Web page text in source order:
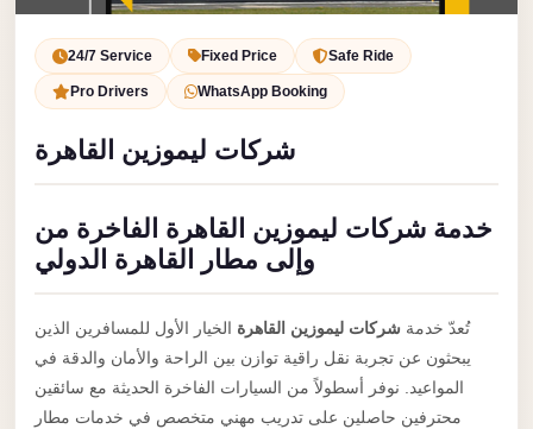
Book Now
24/7 Service Fixed Price Safe Ride
Pro Drivers WhatsApp Booking
شركات ليموزين القاهرة
خدمة شركات ليموزين القاهرة الفاخرة من
وإلى مطار القاهرة الدولي
تُعدّ خدمة شركات ليموزين القاهرة الخيار الأول للمسافرين الذين
يبحثون عن تجربة نقل راقية توازن بين الراحة والأمان والدقة في
المواعيد. نوفر أسطولاً من السيارات الفاخرة الحديثة مع سائقين
محترفين حاصلين على تدريب مهني متخصص في خدمات مطار
Limousine
Premium
airport
ubre
Transfer
Cairo